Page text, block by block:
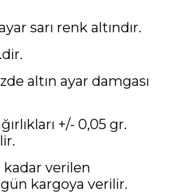
sarı renk altındır.
altın ayar damgası
+/- 0,05 gr.
kadar verilen
kargoya verilir.